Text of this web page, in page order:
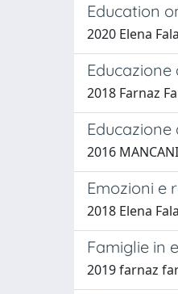
Education
2020 Elena
2018 Farnaz
2016
Emozioni e
2018 Elena
Famiglie in
2019 farnaz